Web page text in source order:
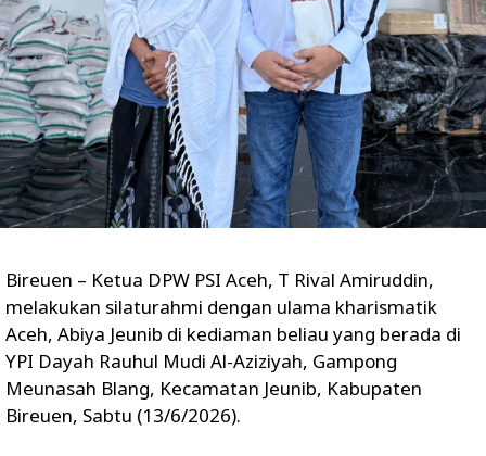
Bireuen – Ketua DPW PSI Aceh, T Rival Amiruddin,
melakukan silaturahmi dengan ulama kharismatik
Aceh, Abiya Jeunib di kediaman beliau yang berada di
YPI Dayah Rauhul Mudi Al-Aziziyah, Gampong
Meunasah Blang, Kecamatan Jeunib, Kabupaten
Bireuen, Sabtu (13/6/2026).